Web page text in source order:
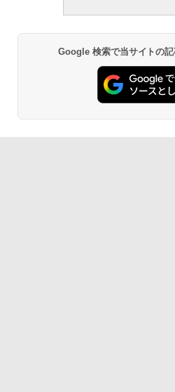
Google 検索で当サイトの